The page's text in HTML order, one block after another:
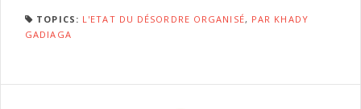
TOPICS: L'ETAT DU DÉSORDRE ORGANISÉ, PAR KHADY
GADIAGA